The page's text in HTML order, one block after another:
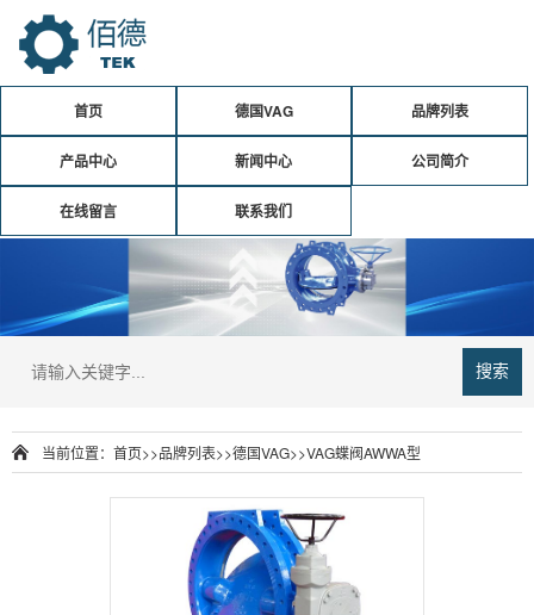
首页 德国VAG 品牌列表
产品中心 新闻中心 公司简介
在线留言 联系我们
搜索
当前位置： 首页>>品牌列表>>德国VAG>>VAG蝶阀AWWA型